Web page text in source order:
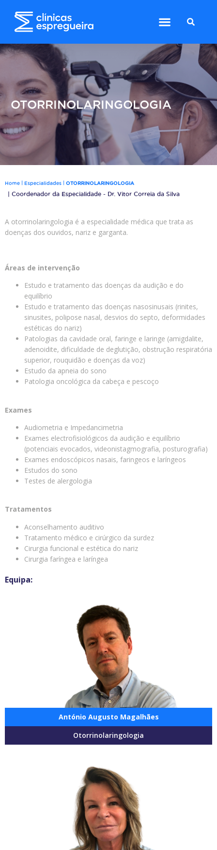
OTORRINOLARINGOLOGIA
Home Especialidades OTORRINOLARINGOLOGIA
| Coordenador da Especialidade - Dr. Vitor Correia da Silva
A otorrinolaringologia é a especialidade médica que trata as
doenças dos ouvidos, nariz e garganta.
Áreas de intervenção
Estudo e tratamento das doenças da audição e do
equilíbrio
Estudo e tratamento das doenças nasosinusais (rinites,
sinusites, polipose nasal, desvios do septo, deformidades
estéticas do nariz)
Patologias da cavidade oral, faringe e laringe (amigdalite,
adenoidite, dificuldade de deglutição, obstrução respiratória
superior, rouquidão e doenças da voz)
Estudo da apneia do sono
Patologia oncológica da cabeça e pescoço
Exames
Audiometria e Impedancimetria
Exames electrofisiológicos da audição e equilíbrio
(potenciais evocados, videonistagmografia, posturografia)
Exames endoscópicos nasais, faringeos e laríngeos
Estudos do sono
Testes de alergologia
Tratamentos
Aconselhamento auditivo
Tratamento médico e cirúrgico da surdez
Cirurgia funcional e estética do nariz
Cirurgia faríngea e laríngea
António Augusto Magalhães
Otorrinolaringologia